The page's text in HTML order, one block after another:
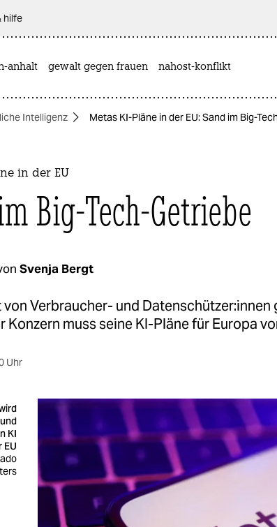
hilfe
anhalt gewalt gegen frauen nahost-konflikt
Intelligenz Metas KI-Pläne in der EU: Sand im Big-
in der EU
Big-Tech-Getriebe
Svenja Bergt
von Verbraucher- und
Konzern muss seine KI-Pläne für Europa
Uhr
KI
EU